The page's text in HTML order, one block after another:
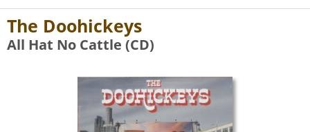
The Doohickeys
All Hat No Cattle (CD)